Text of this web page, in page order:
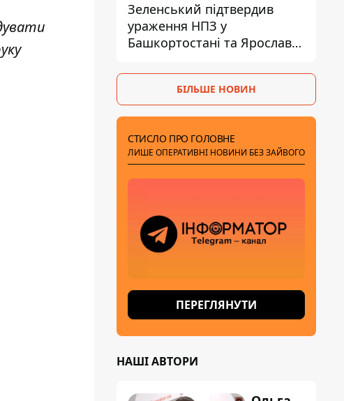
Зеленський підтвердив
ураження НПЗ у
Башкортостані та Ярославлі
БІЛЬШЕ НОВИН
СТИСЛО ПРО ГОЛОВНЕ
ЛИШЕ ОПЕРАТИВНІ НОВИНИ БЕЗ ЗАЙВОГО
ПЕРЕГЛЯНУТИ
НАШІ АВТОРИ